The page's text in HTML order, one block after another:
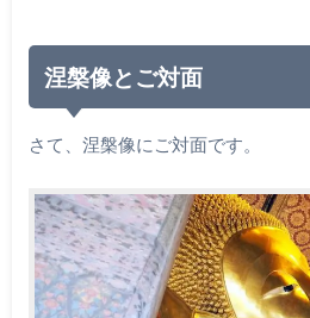
涅槃像とご対面
さて、涅槃像にご対面です。